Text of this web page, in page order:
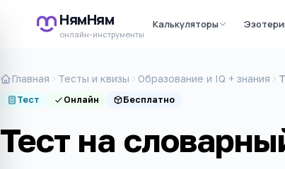
НямНям
онлайн-инструменты
Калькуляторы
Главная Тесты и квизы Образование и IQ + знания
Тест Онлайн Бесплатно
Тест на